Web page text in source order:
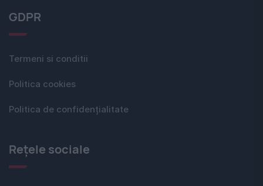
GDPR
Termeni si conditii
Politica cookies
Politica de confidențialitate
Rețele sociale